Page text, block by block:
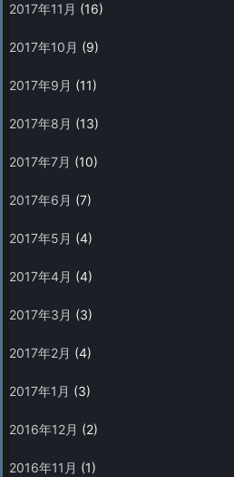
2017年11月 (16)
2017年10月 (9)
2017年9月 (11)
2017年8月 (13)
2017年7月 (10)
2017年6月 (7)
2017年5月 (4)
2017年4月 (4)
2017年3月 (3)
2017年2月 (4)
2017年1月 (3)
2016年12月 (2)
2016年11月 (1)